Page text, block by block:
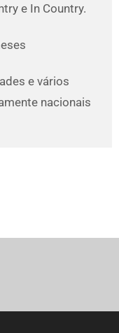
e In Country.
e vários
nacionais